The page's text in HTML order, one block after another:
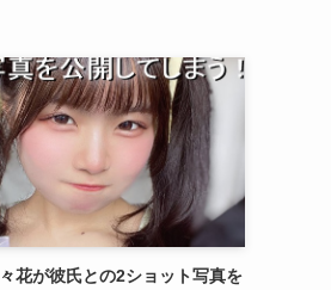
花が彼氏との2ショット写真を